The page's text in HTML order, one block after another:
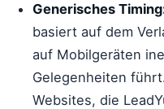
Generisches
basiert auf dem
auf Mobilgeräten
Gelegenheiten
Websites, die